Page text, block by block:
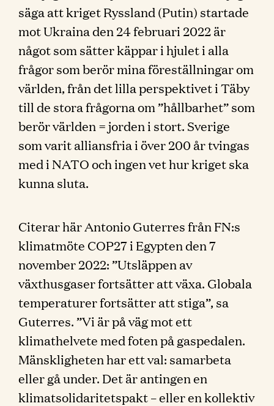
säga att kriget Ryssland (Putin) startade
mot Ukraina den 24 februari 2022 är
något som sätter käppar i hjulet i alla
frågor som berör mina föreställningar om
världen, från det lilla perspektivet i Täby
till de stora frågorna om ”hållbarhet” som
berör världen = jorden i stort. Sverige
som varit alliansfria i över 200 år tvingas
med i NATO och ingen vet hur kriget ska
kunna sluta.
Citerar här Antonio Guterres från FN:s
klimatmöte COP27 i Egypten den 7
november 2022: ”Utsläppen av
växthusgaser fortsätter att växa. Globala
temperaturer fortsätter att stiga”, sa
Guterres. ”Vi är på väg mot ett
klimathelvete med foten på gaspedalen.
Mänskligheten har ett val: samarbeta
eller gå under. Det är antingen en
klimatsolidaritetspakt – eller en kollektiv